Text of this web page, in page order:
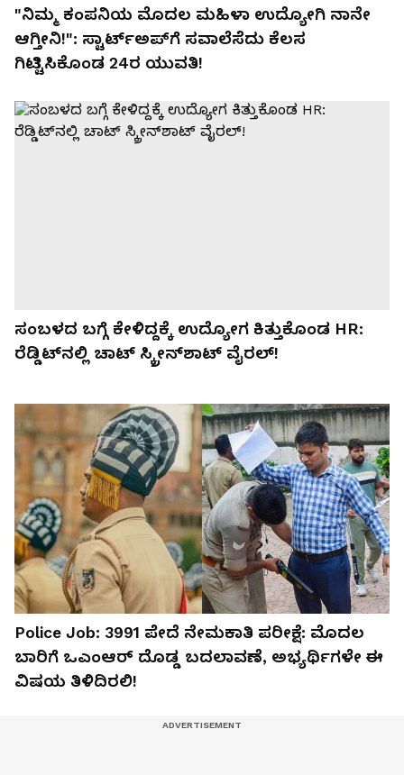
"ನಿಮ್ಮ ಕಂಪನಿಯ ಮೊದಲ ಮಹಿಳಾ ಉದ್ಯೋಗಿ ನಾನೇ
ಆಗ್ತೀನಿ!": ಸ್ಟಾರ್ಟ್‌ಅಪ್‌ಗೆ ಸವಾಲೆಸೆದು ಕೆಲಸ
ಗಿಟ್ಟಿಸಿಕೊಂಡ 24ರ ಯುವತಿ!
ಸಂಬಳದ ಬಗ್ಗೆ ಕೇಳಿದ್ದಕ್ಕೆ ಉದ್ಯೋಗ ಕಿತ್ತುಕೊಂಡ HR:
ರೆಡ್ಡಿಟ್‌ನಲ್ಲಿ ಚಾಟ್ ಸ್ಕ್ರೀನ್‌ಶಾಟ್ ವೈರಲ್!
Police Job: 3991 ಪೇದೆ ನೇಮಕಾತಿ ಪರೀಕ್ಷೆ: ಮೊದಲ
ಬಾರಿಗೆ ಒಎಂಆರ್ ದೊಡ್ಡ ಬದಲಾವಣೆ, ಅಭ್ಯರ್ಥಿಗಳೇ ಈ
ವಿಷಯ ತಿಳಿದಿರಲಿ!